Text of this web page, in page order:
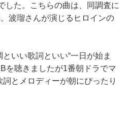
した。こちらの曲は、同調査に
波瑠さんが演じるヒロインの
いい歌詞といい“一日が始ま
を聴きましたが1番朝ドラでマ
とメロディーが朝にぴったり